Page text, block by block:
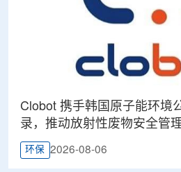
Clobot 携手韩国原子能环境
录，推动放射性废物安全管
环保 2026-08-06